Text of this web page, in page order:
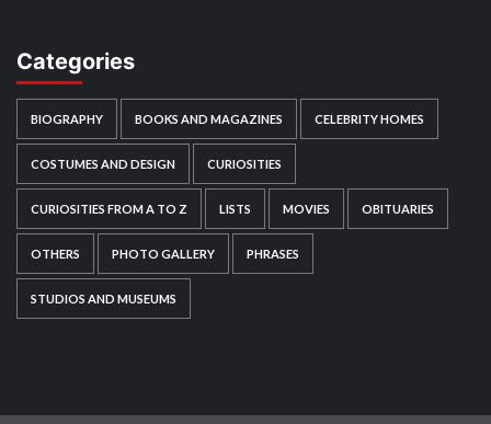
Categories
BIOGRAPHY BOOKS AND MAGAZINES CELEBRITY HOMES
COSTUMES AND DESIGN CURIOSITIES
CURIOSITIES FROM A TO Z LISTS MOVIES OBITUARIES
OTHERS PHOTO GALLERY PHRASES
STUDIOS AND MUSEUMS